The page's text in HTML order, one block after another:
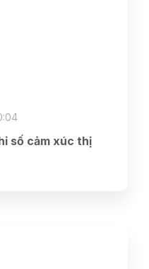
số cảm xúc thị